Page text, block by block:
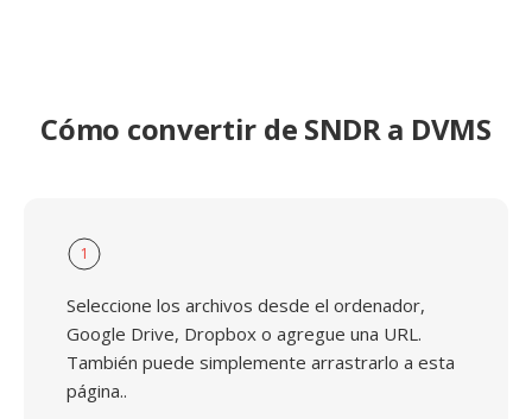
Cómo convertir de SNDR a DVMS
1
Seleccione los archivos desde el ordenador,
Google Drive, Dropbox o agregue una URL.
También puede simplemente arrastrarlo a esta
página..